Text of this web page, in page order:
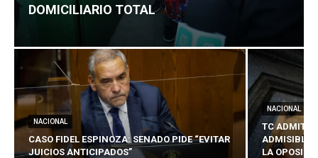
DOMICILIARIO TOTAL
NACIONAL
CASO FIDEL ESPINOZA: SENADO PIDE “EVITAR
JUICIOS ANTICIPADOS”
NACIONAL
TC ADMITE
ADMISIBLES
LA